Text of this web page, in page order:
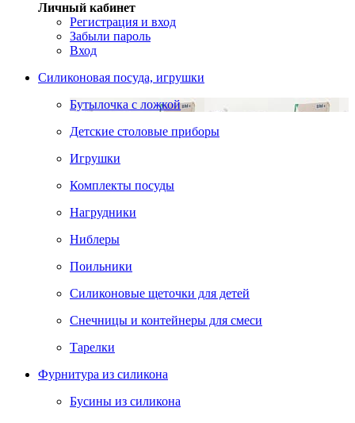
Личный кабинет
Регистрация и вход
Забыли пароль
Вход
Силиконовая посуда, игрушки
Бутылочка с ложкой
Детские столовые приборы
Игрушки
Комплекты посуды
Нагрудники
Ниблеры
Поильники
Силиконовые щеточки для детей
Снечницы и контейнеры для смеси
Тарелки
Фурнитура из силикона
Бусины из силикона